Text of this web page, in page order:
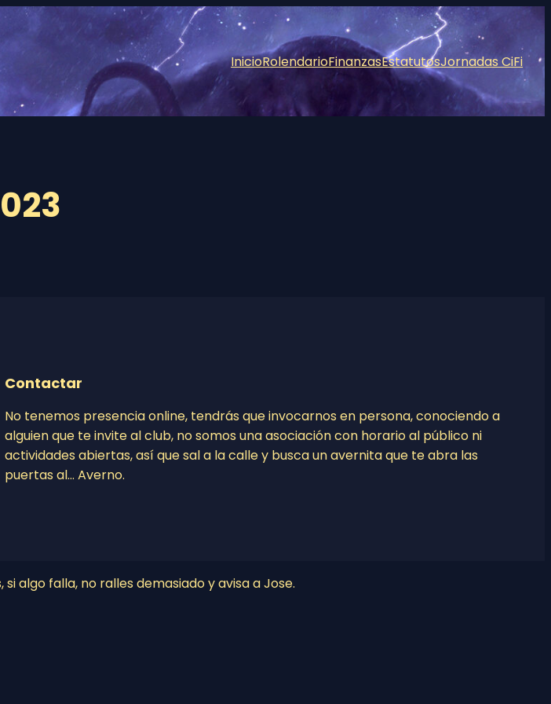
InicioRolendarioFinanzasEstatutosJornadas CiFi
Contactar
No tenemos presencia online, tendrás que invocarnos en persona, conociendo a
alguien que te invite al club, no somos una asociación con horario al público ni
actividades abiertas, así que sal a la calle y busca un avernita que te abra las
puertas al… Averno.
algo falla, no ralles demasiado y avisa a Jose.